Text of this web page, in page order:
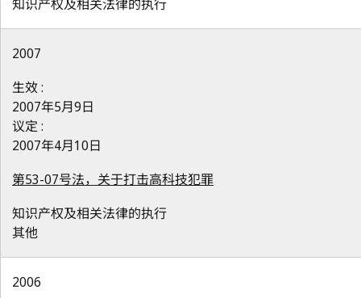
知识产权及相关法律的执行
2007
生效 :
2007年5月9日
议定 :
2007年4月10日
第53-07号法，关于打击高科技犯罪
知识产权及相关法律的执行
其他
2006